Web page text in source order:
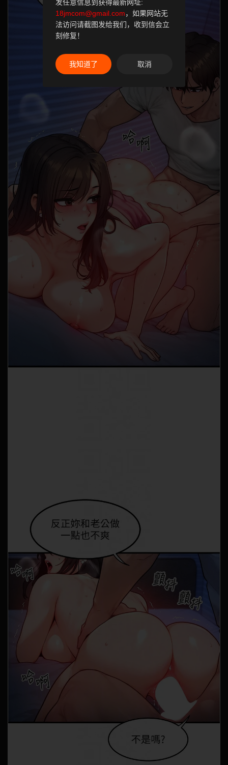
发任意信息到获得最新网址:
18jmcom@gmail.com，如果网站无
法访问请截图发给我们，收到信会立
刻修复！
我知道了 取消